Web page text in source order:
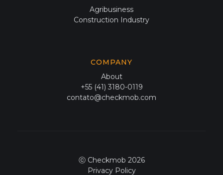
Agribusiness
Construction Industry
COMPANY
About
+55 (41) 3180-0119
contato@checkmob.com
ⓒ Checkmob 2026
Privacy Policy